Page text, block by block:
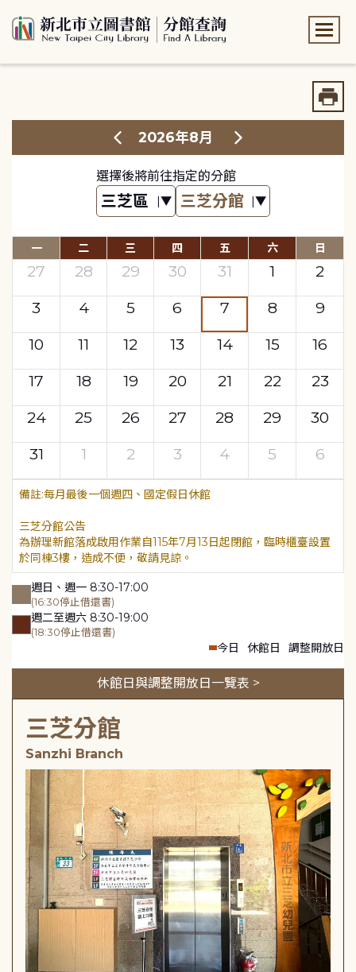
2026年8月
選擇後將前往指定的分館
一 二 三 四 五 六 日
27 28 29 30 31 1
2
3
4 5 6 7 8
9
10
11 12 13 14 15
16
17
18 19 20 21 22
23
24
25 26 27 28 29
30
31
1 2 3 4 5 6
每月最後一個週四、國定假日休館
三芝分館公告
為辦理新館落成啟用作業自115年7月13日起閉館，臨時櫃臺設置
於同棟3樓，造成不便，敬請見諒。
週日、週一 8:30-17:00
(16:30停止借還書)
週二至週六 8:30-19:00
(18:30停止借還書)
今日 休館日 調整開放日
休館日與調整開放日一覽表 >
三芝分館
Sanzhi Branch